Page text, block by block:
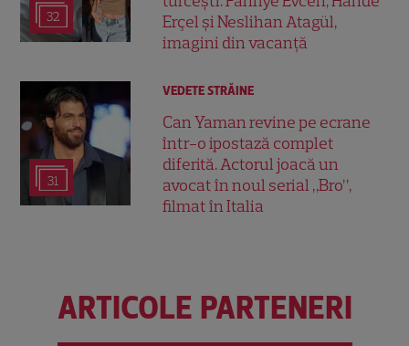
32
Erçel și Neslihan Atagül,
imagini din vacanță
31
VEDETE STRĂINE
Can Yaman revine pe ecrane
într-o ipostază complet
diferită. Actorul joacă un
avocat în noul serial „Bro”,
filmat în Italia
ARTICOLE PARTENERI